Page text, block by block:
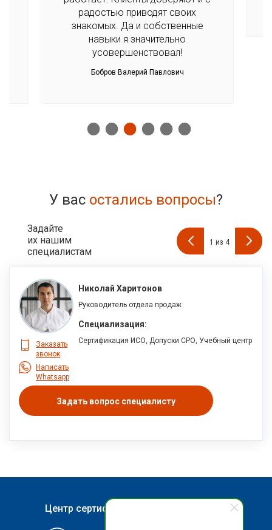
радостью приводят своих
знакомых. Да и собственные
навыки я значительно
усовершенствовал!
Бобров Валерий Павлович
У вас остались вопросы?
Задайте
их нашим
специалистам
Николай Харитонов
Руководитель отдела продаж
Специализация:
Сертификация ИСО, Допуски СРО, Учебный центр
Заказать
звонок
Написать
Whatsapp
Задать вопрос специалисту
1 из 4
Центр сертификации и обучения